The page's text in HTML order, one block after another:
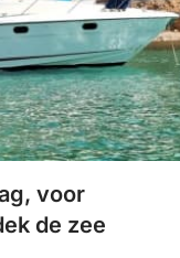
voor
de zee